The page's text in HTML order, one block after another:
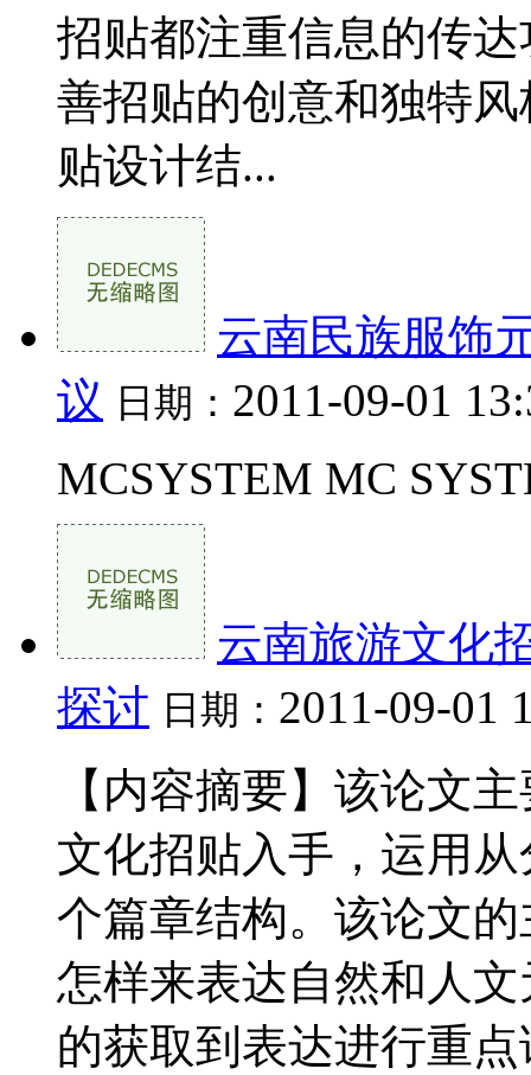
招贴都注重信息的传
善招贴的创意和独特
贴设计结...
云南民族服饰
议 日期： 2011-09-01
MCSYSTEM MC
云南旅游文化
探讨 日期： 2011-09-01
【内容摘要】该论文
文化招贴入手，运用
个篇章结构。该论文
怎样来表达自然和人
的获取到表达进行重